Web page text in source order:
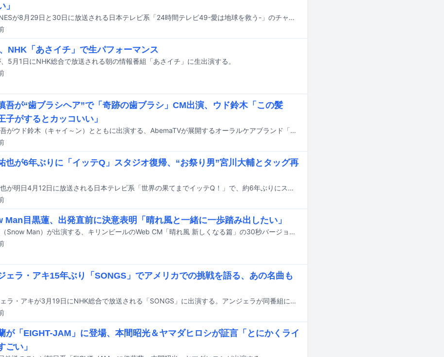
」
SixTONESが8月29日と30日に放送される日本テレビ系「24時間テレビ49-愛は地球を救う-」のチャリティパートナーを務める。
NHK「あさイチ」で生パフォーマンス
5月1日にNHK総合で放送される朝の情報番組「あさイチ」に生出演する。
吾が“歯ブラシヘア”で「奇跡の歯ブラシ」CM出演、ウド鈴木「この髪
子がするとカッコいい」
香取慎吾がウド鈴木（キャイ～ン）とともに出演する、AbemaTVが展開するオーラルケアブランド「HaRENO」（ハレノ）の新テレビCM「固定観念を疑う」編が4月24日より全国で順次放送される。
也が6年ぶりに「イッテQ」スタジオ復帰、“お祭り男”宮川大輔とタッグ再
手越祐也が明日4月12日に放送される日本テレビ系「世界の果てまでイッテQ！」で、約6年ぶりにスタジオに登場する。
Man目黒蓮、出発直前に決意表明「晴れ風と一緒に一歩踏み出したい」
目黒蓮（Snow Man）が出演する、キリンビールのWeb CM「晴れ風 新しくなる篇」の30秒バージョンがYouTubeで公開された。内村光良、天海祐希、今田美桜、目黒の4人が出演する新テレビCM「晴れ風『この春、新しくなる。』篇」の放送も全国で順次スタートする。
ェラ・アキ15年ぶり「SONGS」でアメリカでの挑戦を語る、あの名曲も
アンジェラ・アキが3月19日にNHK総合で放送される「SONGS」に出演する。アンジェラが同番組に登場するのは15年ぶり。
が「EIGHT-JAM」に登場、本間昭光＆ヤマダヒロシが証言「とにかくライ
ごい」